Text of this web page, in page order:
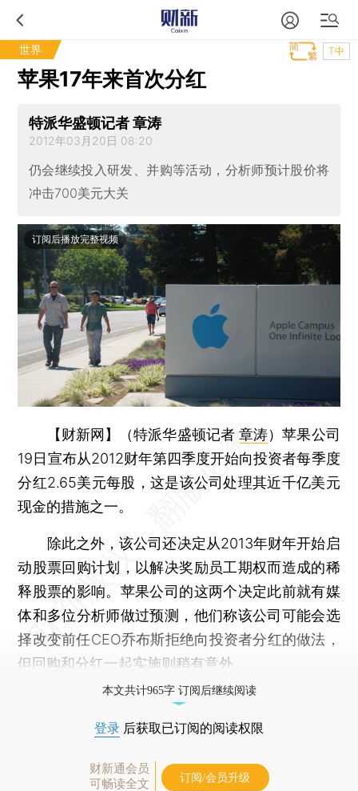
世界 T中
苹果17年来首次分红
特派华盛顿记者 章涛
2012年03月20日 08:20
仍会继续投入研发、并购等活动，分析师预计股价将
冲击700美元大关
订阅后播放完整视频
【财新网】（特派华盛顿记者章涛）苹果公司
19日宣布从2012财年第四季度开始向投资者每季度
分红2.65美元每股，这是该公司处理其近千亿美元
现金的措施之一。
除此之外，该公司还决定从2013年财年开始启
动股票回购计划，以解决奖励员工期权而造成的稀
释股票的影响。苹果公司的这两个决定此前就有媒
体和多位分析师做过预测，他们称该公司可能会选
择改变前任CEO乔布斯拒绝向投资者分红的做法，
但回购和分红一起实施则稍有意外。
本文共计965字 订阅后继续阅读
登录 后获取已订阅的阅读权限
财新通会员
可畅读全文
订阅/会员升级